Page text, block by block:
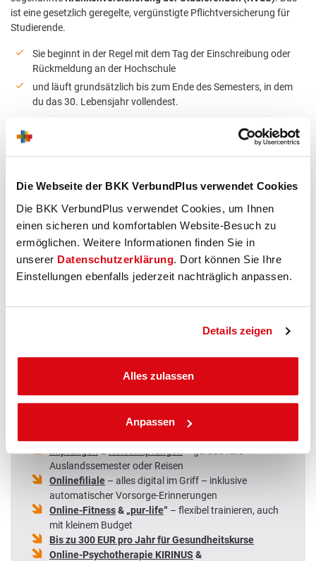
Die Webseite der BKK VerbundPlus verwendet Cookies
Die BKK VerbundPlus verwendet Cookies, um Ihnen
einen sicheren und komfortablen Website-Besuch zu
ermöglichen. Weitere Informationen finden Sie in
unserer Datenschutzerklärung. Dort können Sie Ihre
Einstellungen ebenfalls jederzeit nachträglich anpassen.
Details zeigen
Alles zulassen
Anpassen
ist eine gesetzlich geregelte, vergünstigte Pflichtversicherung für
Studierende.
Sie beginnt in der Regel mit dem Tag der Einschreibung oder
Rückmeldung an der Hochschule
und läuft grundsätzlich bis zum Ende des Semesters, in dem
du das 30. Lebensjahr vollendest.
Über Verlängerungsmöglichkeiten oder Ausschlusstatbestände
informieren wir dich gerne.
DeinLeistungsPlus im
Studium
Auch im Studium gilt: Deine Krankenversicherung soll dich
ohne Wartezimmer
medizinischen Fragen
Online-Hautcheck&Hautkrebsscreening
Impfungen&Reiseimpfungen– gerade fürs
Auslandssemester oder Reisen
Onlinefiliale – alles digital im Griff – inklusive
automatischer Vorsorge-Erinnerungen
Online-Fitness& „pur-life“ – flexibel trainieren, auch
mit kleinem Budget
Bis zu 300 EUR pro Jahr für Gesundheitskurse
Online-Psychotherapie KIRINUS &